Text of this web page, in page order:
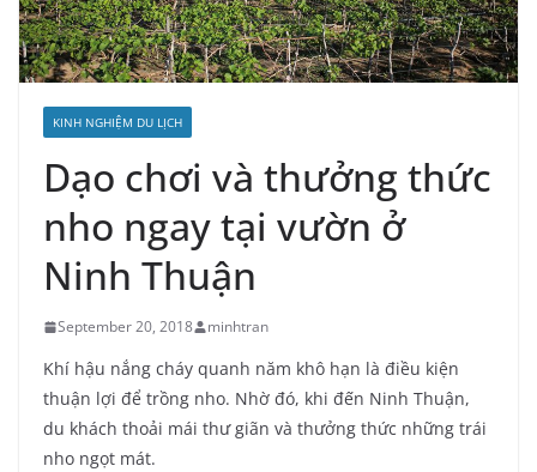
KINH NGHIỆM DU LỊCH
Dạo chơi và thưởng thức
nho ngay tại vườn ở
Ninh Thuận
September 20, 2018 minhtran
Khí hậu nắng cháy quanh năm khô hạn là điều kiện
thuận lợi để trồng nho. Nhờ đó, khi đến Ninh Thuận,
du khách thoải mái thư giãn và thưởng thức những trái
nho ngọt mát.